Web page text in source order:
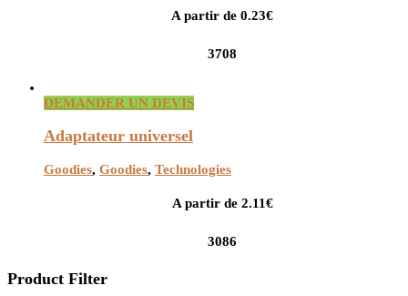
A partir de 0.23€
3708
DEMANDER UN DEVIS
Adaptateur universel
Goodies, Goodies, Technologies
A partir de 2.11€
3086
Product Filter